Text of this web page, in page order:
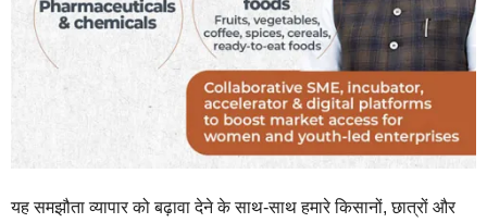
यह समझौता व्यापार को बढ़ावा देने के साथ-साथ हमारे किसानों, छात्रों और